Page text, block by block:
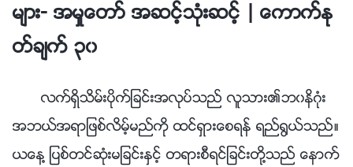
မ်ား- အမႈေတာ္ အဆင့္သုံးဆင့္ | ေကာက္ႏု
တ္ခ်က္ ၃၀
လက္ရွိသိမ္းပိုက္ျခင္းအလုပ္သည္ လူသား၏ဘ၀နိဂုံး
အဘယ္အရာျဖစ္လိမ့္မည္ကို ထင္ရွားေစရန္ ရည္႐ြယ္သည္။
ယေန႔ ျပစ္တင္ဆုံးမျခင္းႏွင့္ တရားစီရင္ျခင္းတို႔သည္ ေနာက္